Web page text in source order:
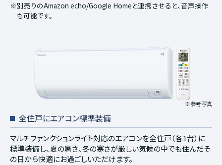
※別売りのAmazon echo/Google Homeと連携させると、音声操作
も可能です。
※参考写真
全住戸にエアコン標準装備
マルチファンクションライト対応のエアコンを全住戸（各1台）に
標準装備し、夏の暑さ、冬の寒さが厳しい気候の中でも住んだそ
の日から快適にお過ごしいただけます。